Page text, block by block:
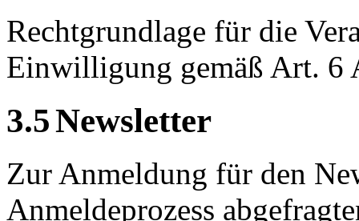
Rechtgrundlage für die
Einwilligung gemäß Art. 6
3.5Newsletter
Zur Anmeldung für den
Anmeldeprozess